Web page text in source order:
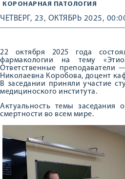
КОРОНАРНАЯ ПАТОЛОГИЯ
ЧЕТВЕРГ, 23, ОКТЯБРЬ 2025,
22 октября 2025 года
фармакологии на тему
Ответственные преподаватели
Николаевна Коробова, доцент
В заседании приняли участие
медициноского института.
Актуальность темы заседания
смертности во всем мире.